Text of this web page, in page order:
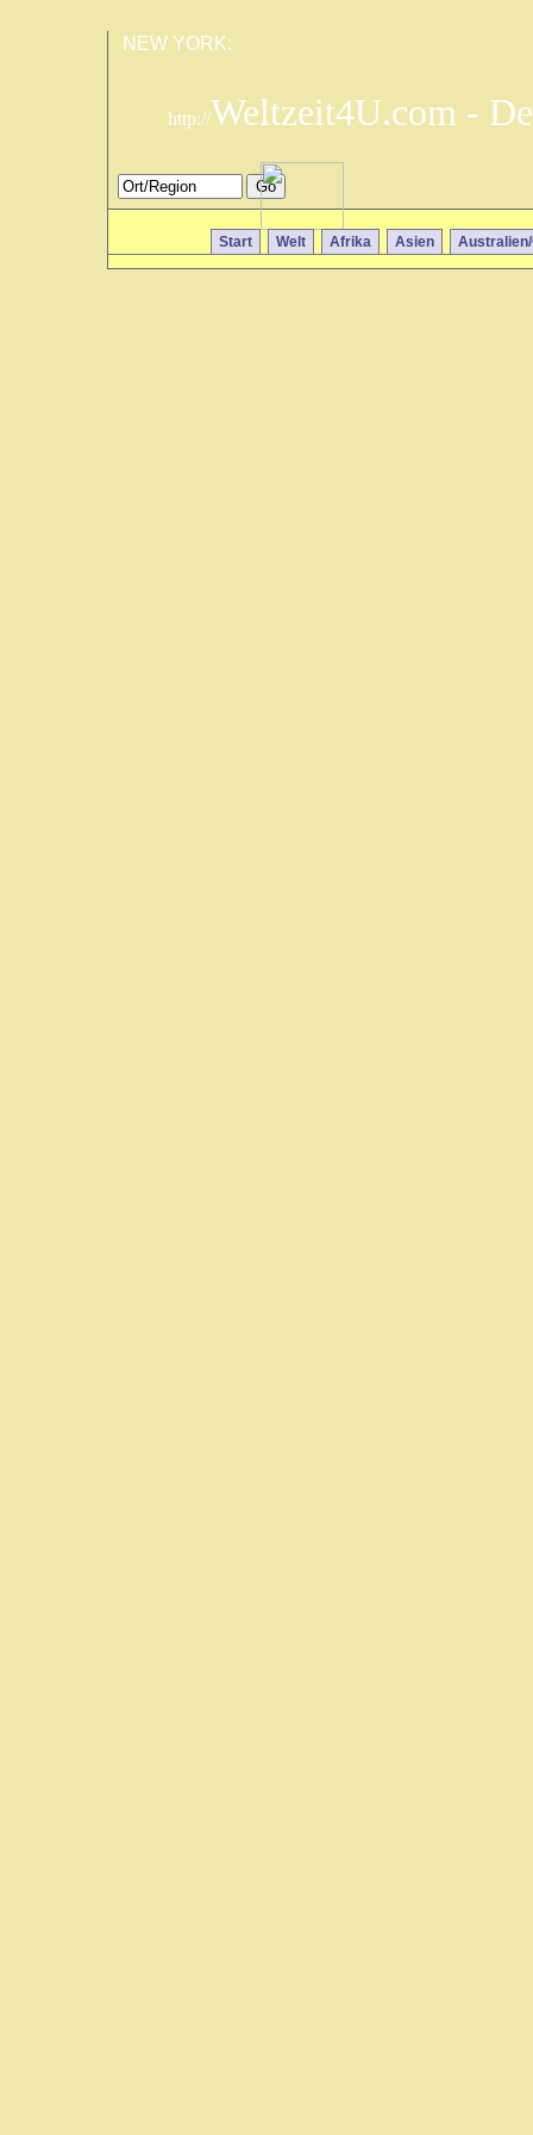
NEW YORK:
http://Weltzeit4U.com -
Start Welt Afrika Asien